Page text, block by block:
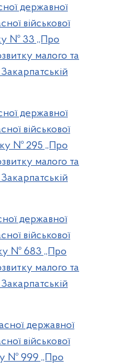
державної
військової
№ 33 ,,Про
малого та
державної
військової
№ 295 ,,Про
малого та
державної
військової
№ 683 ,,Про
малого та
державної
військової
№ 999 ,,Про